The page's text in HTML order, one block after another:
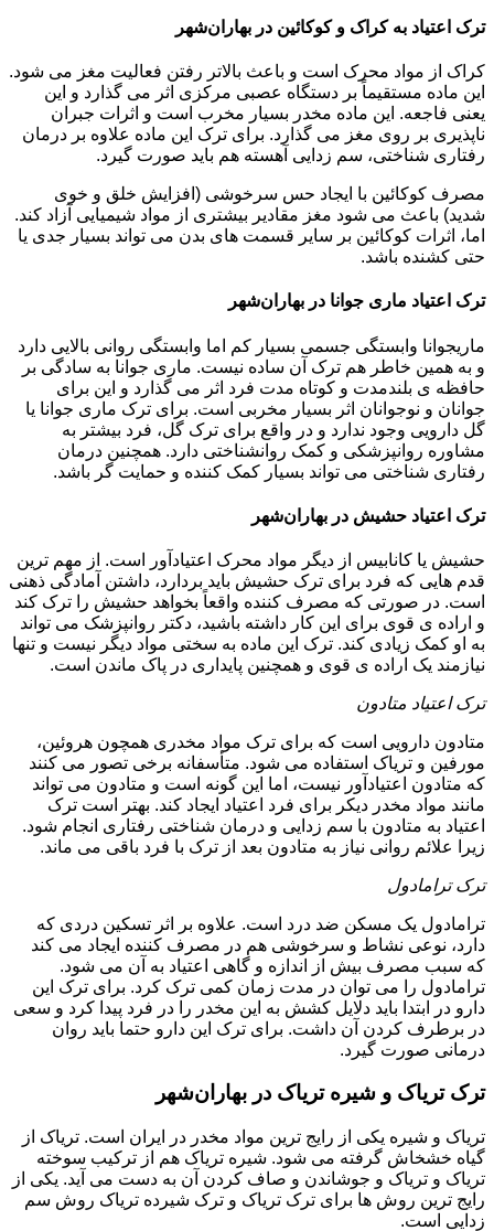
ترک اعتیاد به کراک و کوکائین در بهاران‌شهر
کراک از مواد محرک است و باعث بالاتر رفتن فعالیت مغز می شود.
این ماده مستقیماً بر دستگاه عصبی مرکزی اثر می گذارد و این
یعنی فاجعه. این ماده مخدر بسیار مخرب است و اثرات جبران
ناپذیری بر روی مغز می گذارد. برای ترک این ماده علاوه بر درمان
رفتاری شناختی، سم زدایی آهسته هم باید صورت گیرد.
مصرف کوکائین با ایجاد حس سرخوشی (افزایش خلق و خوی
شدید) باعث می شود مغز مقادیر بیشتری از مواد شیمیایی آزاد کند.
اما، اثرات کوکائین بر سایر قسمت های بدن می تواند بسیار جدی یا
حتی کشنده باشد.
ترک اعتیاد ماری جوانا در بهاران‌شهر
ماریجوانا وابستگی جسمی بسیار کم اما وابستگی روانی بالایی دارد
و به همین خاطر هم ترک آن ساده نیست. ماری جوانا به سادگی بر
حافظه ی بلندمدت و کوتاه مدت فرد اثر می گذارد و این برای
جوانان و نوجوانان اثر بسیار مخربی است. برای ترک ماری جوانا یا
گل دارویی وجود ندارد و در واقع برای ترک گل، فرد بیشتر به
مشاوره روانپزشکی و کمک روانشناختی دارد. همچنین درمان
رفتاری شناختی می تواند بسیار کمک کننده و حمایت گر باشد.
ترک اعتیاد حشیش در بهاران‌شهر
حشیش یا کانابیس از دیگر مواد محرک اعتیادآور است. از مهم ترین
قدم هایی که فرد برای ترک حشیش باید بردارد، داشتن آمادگی ذهنی
است. در صورتی که مصرف کننده واقعاً بخواهد حشیش را ترک کند
و اراده ی قوی برای این کار داشته باشید، دکتر روانپزشک می تواند
به او کمک زیادی کند. ترک این ماده به سختی مواد دیگر نیست و تنها
نیازمند یک اراده ی قوی و همچنین پایداری در پاک ماندن است.
ترک اعتیاد متادون
متادون دارویی است که برای ترک مواد مخدری همچون هروئین،
مورفین و تریاک استفاده می شود. متأسفانه برخی تصور می کنند
که متادون اعتیادآور نیست، اما این گونه است و متادون می تواند
مانند مواد مخدر دیکر برای فرد اعتیاد ایجاد کند. بهتر است ترک
اعتیاد به متادون با سم زدایی و درمان شناختی رفتاری انجام شود.
زیرا علائم روانی نیاز به متادون بعد از ترک با فرد باقی می ماند.
ترک ترامادول
ترامادول یک مسکن ضد درد است. علاوه بر اثر تسکین دردی که
دارد، نوعی نشاط و سرخوشی هم در مصرف کننده ایجاد می کند
که سبب مصرف بیش از اندازه و گاهی اعتیاد به آن می شود.
ترامادول را می توان در مدت زمان کمی ترک کرد. برای ترک این
دارو در ابتدا باید دلایل کشش به این مخدر را در فرد پیدا کرد و سعی
در برطرف کردن آن داشت. برای ترک این دارو حتما باید روان
درمانی صورت گیرد.
ترک تریاک و شیره تریاک در بهاران‌شهر
تریاک و شیره یکی از رایج ترین مواد مخدر در ایران است. تریاک از
گیاه خشخاش گرفته می شود. شیره تریاک هم از ترکیب سوخته
تریاک و تریاک و جوشاندن و صاف کردن آن به دست می آید. یکی از
رایج ترین روش ها برای ترک تریاک و ترک شیرده تریاک روش سم
زدایی است.